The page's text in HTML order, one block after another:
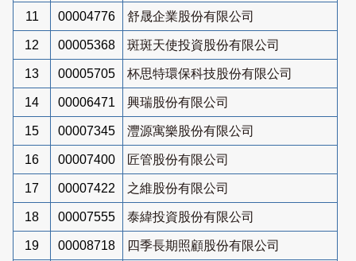
11 00004776 舒晟企業股份有限公司
12 00005368 斑斑天使投資股份有限公司
13 00005705 杯思特環保科技股份有限公司
14 00006471 興瑞股份有限公司
15 00007345 灃源寓樂股份有限公司
16 00007400 匠管股份有限公司
17 00007422 之維股份有限公司
18 00007555 泰緯投資股份有限公司
19 00008718 四季長期照顧股份有限公司